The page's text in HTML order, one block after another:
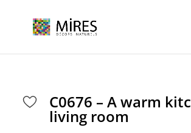
C0676 – A warm
living room